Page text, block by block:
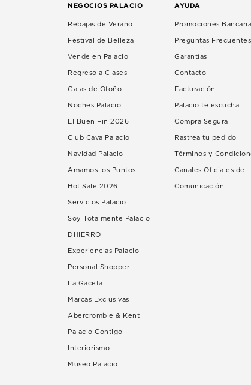
NEGOCIOS PALACIO
Rebajas de Verano
Festival de Belleza
Vende en Palacio
Regreso a Clases
Galas de Otoño
Noches Palacio
El Buen Fin 2026
Club Cava Palacio
Navidad Palacio
Amamos los Puntos
Hot Sale 2026
Servicios Palacio
Soy Totalmente Palacio
DHIERRO
Experiencias Palacio
Personal Shopper
La Gaceta
Marcas Exclusivas
Abercrombie & Kent
Palacio Contigo
Interiorismo
Museo Palacio
AYUDA
Promociones
Preguntas Frecuentes
Garantías
Contacto
Facturación
Palacio te escucha
Compra Segura
Rastrea tu pedido
Términos y
Canales Oficiales de
Comunicación